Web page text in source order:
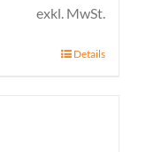
exkl. MwSt.
Details